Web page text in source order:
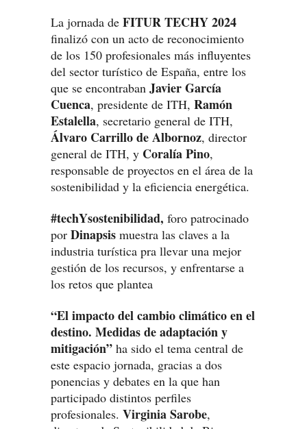
La jornada de FITUR TECHY 2024
finalizó con un acto de reconocimiento
de los 150 profesionales más influyentes
del sector turístico de España, entre los
que se encontraban Javier García
Cuenca, presidente de ITH, Ramón
Estalella, secretario general de ITH,
Álvaro Carrillo de Albornoz, director
general de ITH, y Coralía Pino,
responsable de proyectos en el área de la
sostenibilidad y la eficiencia energética.
#techYsostenibilidad, foro patrocinado
por Dinapsis muestra las claves a la
industria turística pra llevar una mejor
gestión de los recursos, y enfrentarse a
los retos que plantea
“El impacto del cambio climático en el
destino. Medidas de adaptación y
mitigación” ha sido el tema central de
este espacio jornada, gracias a dos
ponencias y debates en la que han
participado distintos perfiles
profesionales. Virginia Sarobe,